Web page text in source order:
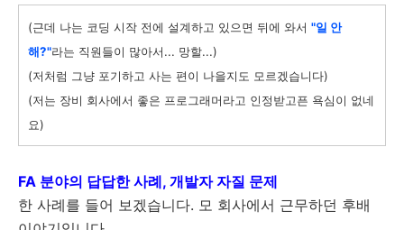
(근데 나는 코딩 시작 전에 설계하고 있으면 뒤에 와서 "일 안
해?"라는 직원들이 많아서... 망할...)
(저처럼 그냥 포기하고 사는 편이 나을지도 모르겠습니다)
(저는 장비 회사에서 좋은 프로그래머라고 인정받고픈 욕심이 없네
요)
FA 분야의 답답한 사례, 개발자 자질 문제
한 사례를 들어 보겠습니다. 모 회사에서 근무하던 후배